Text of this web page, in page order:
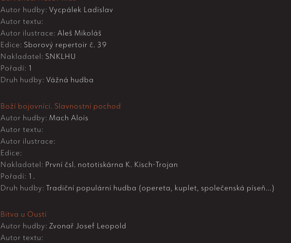
Autor hudby: Vycpálek Ladislav
Autor textu:
Autor ilustrace: Aleš Mikoláš
Edice: Sborový repertoir č. 39
Nakladatel: SNKLHU
Pořadí: 1
Druh hudby: Vážná hudba
Boží bojovníci. Slavnostní pochod
Autor hudby: Mach Alois
Autor textu:
Autor ilustrace:
Edice:
Nakladatel: První čsl. nototiskárna K. Kisch-Trojan
Pořadí: 1.
Druh hudby: Tradiční populární hudba (opereta, kuplet, společenská píseň...)
Bitva u Oustí
Autor hudby: Zvonař Josef Leopold
Autor textu: